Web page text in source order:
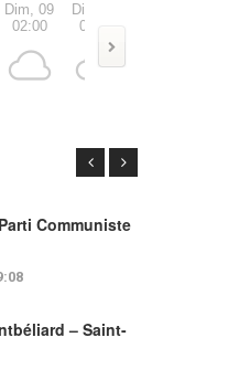
Dim, 09
02:00
Dim, 09
05:00
Communiste
– Saint-